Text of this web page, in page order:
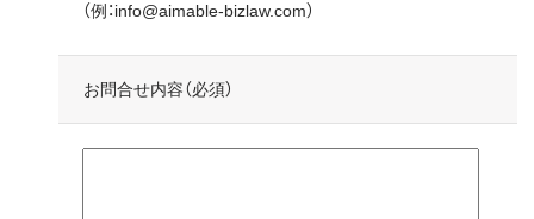
（例：info@aimable-bizlaw.com）
お問合せ内容（必須）